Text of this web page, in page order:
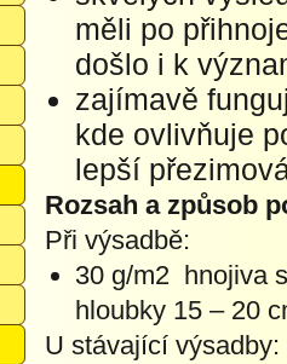
měli po
došlo i k
zajímavě
kde ovlivňuje
lepší
Rozsah a způsob
Při výsadbě:
30 g/m2 hnojiva
hloubky 15 – 20
U stávající výsadby: